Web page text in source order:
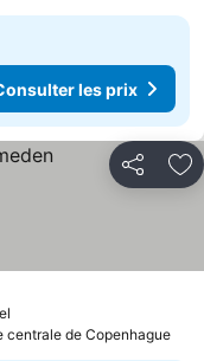
les prix
Partager
centrale de Copenhague